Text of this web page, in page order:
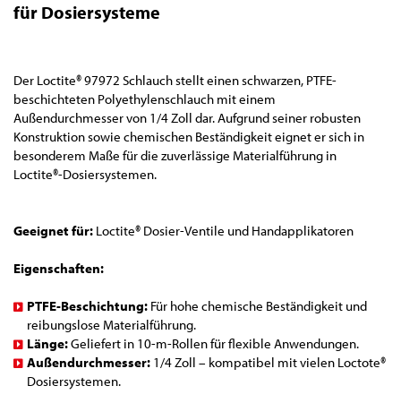
für Dosiersysteme
Der Loctite® 97972 Schlauch stellt einen schwarzen, PTFE-
beschichteten Polyethylenschlauch mit einem
Außendurchmesser von 1/4 Zoll dar. Aufgrund seiner robusten
Konstruktion sowie chemischen Beständigkeit eignet er sich in
besonderem Maße für die zuverlässige Materialführung in
Loctite®-Dosiersystemen.
Geeignet für: Loctite® Dosier-Ventile und Handapplikatoren
Eigenschaften:
PTFE-Beschichtung: Für hohe chemische Beständigkeit und
reibungslose Materialführung.
Länge:Geliefert in 10-m-Rollen für flexible Anwendungen.
Außendurchmesser: 1/4 Zoll – kompatibel mit vielen Loctote®
Dosiersystemen.